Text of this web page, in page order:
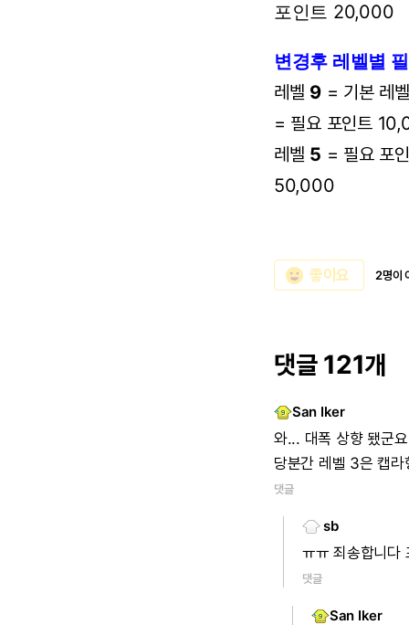
포인트 20,000
변경후 레벨별
레벨 9= 기본 레
= 필요 포인트
레벨 5 = 필요 포
50,000
emoji_emotions 좋아요 2명이
댓글 121개
San Iker
와... 대폭 상향 됐군요
당분간 레벨 3은 캡라
댓글
sb
ㅠㅠ 죄송합니다
댓글
San Iker